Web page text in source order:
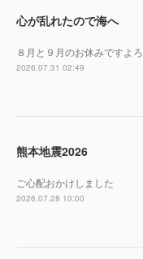
心が乱れたので海へ
８月と９月のお休みですよ
2026.07.31 02:49
熊本地震2026
ご心配おかけしました
2026.07.28 10:00